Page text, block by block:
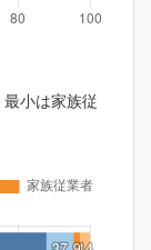
小は家族従